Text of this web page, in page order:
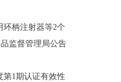
环柄注射器等2个
监督管理局公告
第1期认证有效性